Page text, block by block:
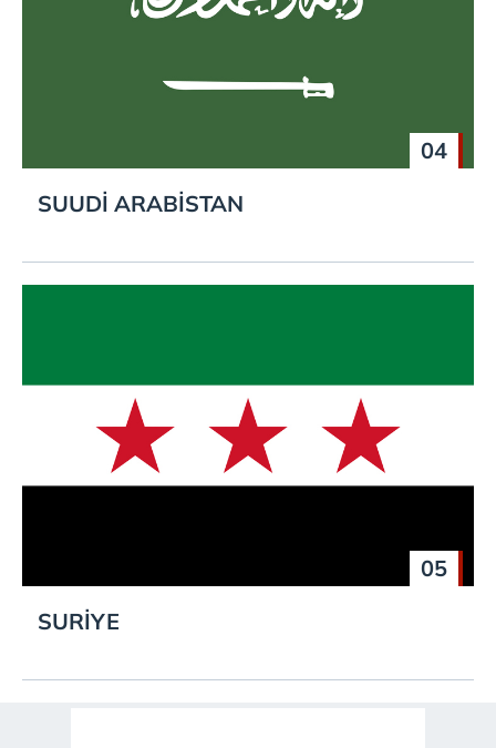
04
SUUDİ ARABİSTAN
05
SURİYE